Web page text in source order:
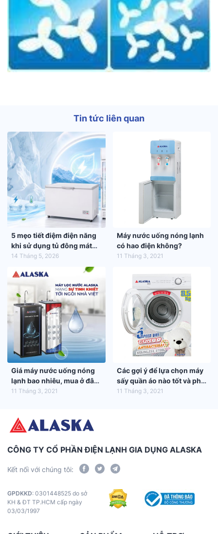
Tin tức liên quan
5 mẹo tiết điệm điện năng
khi sử dụng tủ đông mát
trong mùa hè 2026
14 Tháng 5, 2026
Máy nước uống nóng lạnh
có hao điện không?
11 Tháng 3, 2021
Giá máy nước uống nóng
lạnh bao nhiêu, mua ở đâu
tốt nhất?
11 Tháng 3, 2021
Các gợi ý để lựa chọn máy
sấy quần áo nào tốt và phù
hợp nhất với gia đình bạn
11 Tháng 3, 2021
CÔNG TY CỔ PHẦN ĐIỆN LẠNH GIA DỤNG ALASKA
Kết nối với chúng tôi:
GPDKKD: 0301448525 do sở
KH & ĐT TP.HCM cấp ngày
03/03/1997